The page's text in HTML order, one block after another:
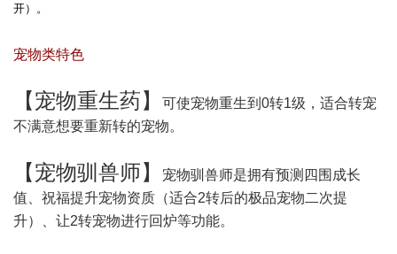
开）。
宠物类特色
【宠物重生药】
可使宠物重生到0转1级，适合转宠
不满意想要重新转的宠物。
【宠物驯兽师】
宠物驯兽师是拥有预测四围成长
值、祝福提升宠物资质（适合2转后的极品宠物二次提
升）、让2转宠物进行回炉等功能。